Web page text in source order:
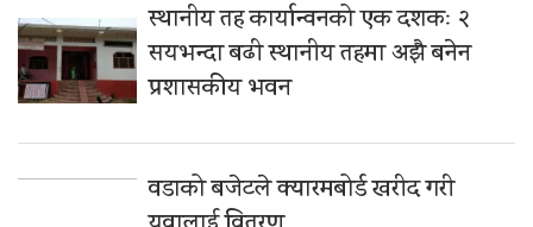
स्थानीय तह कार्यान्वनको एक दशकः २
सयभन्दा बढी स्थानीय तहमा अझै बनेन
प्रशासकीय भवन
वडाको बजेटले क्यारमबोर्ड खरीद गरी